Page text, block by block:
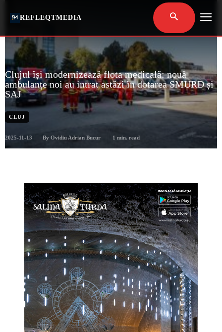
REFLEQTMEDIA
Clujul își modernizează flota medicală: nouă
ambulanțe noi au intrat astăzi în dotarea SMURD și
SAJ
CLUJ
2025-11-13 By Ovidiu Adrian Bucur 1 min. read